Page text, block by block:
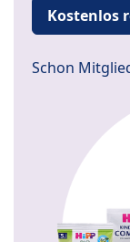
Kostenlos
Schon